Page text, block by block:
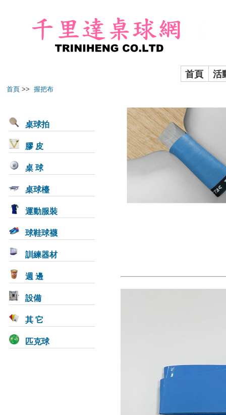
首頁 活
首頁 >> 握把布
桌球拍
膠 皮
桌 球
桌球檯
運動服裝
球鞋球襪
訓練器材
週 邊
設備
其 它
匹克球